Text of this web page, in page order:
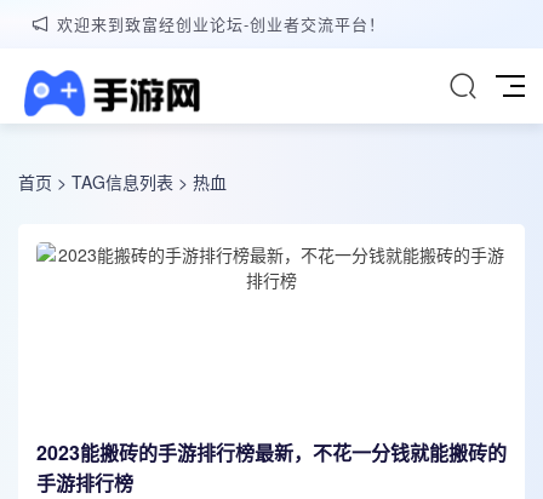
欢迎来到致富经创业论坛-创业者交流平台！
首页 > TAG信息列表 > 热血
2023能搬砖的手游排行榜最新，不花一分钱就能搬砖的
手游排行榜